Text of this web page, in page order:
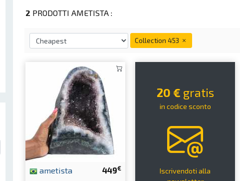
2 PRODOTTI AMETISTA :
Collection 453
449€
ametista
20 € gratis
in codice sconto
Iscrivendoti alla